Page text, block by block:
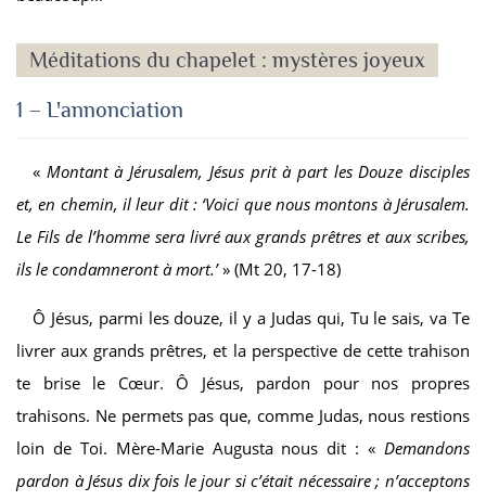
Méditations du chapelet : mystères joyeux
1 – L'annonciation
« Montant à Jérusalem, Jésus prit à part les Douze disciples
et, en chemin, il leur dit : ‘Voici que nous montons à Jérusalem.
Le Fils de l’homme sera livré aux grands prêtres et aux scribes,
ils le condamneront à mort.’» (Mt 20, 17-18)
Ô Jésus, parmi les douze, il y a Judas qui, Tu le sais, va Te
livrer aux grands prêtres, et la perspective de cette trahison
te brise le Cœur. Ô Jésus, pardon pour nos propres
trahisons. Ne permets pas que, comme Judas, nous restions
loin de Toi. Mère-Marie Augusta nous dit : « Demandons
pardon à Jésus dix fois le jour si c’était nécessaire ; n’acceptons